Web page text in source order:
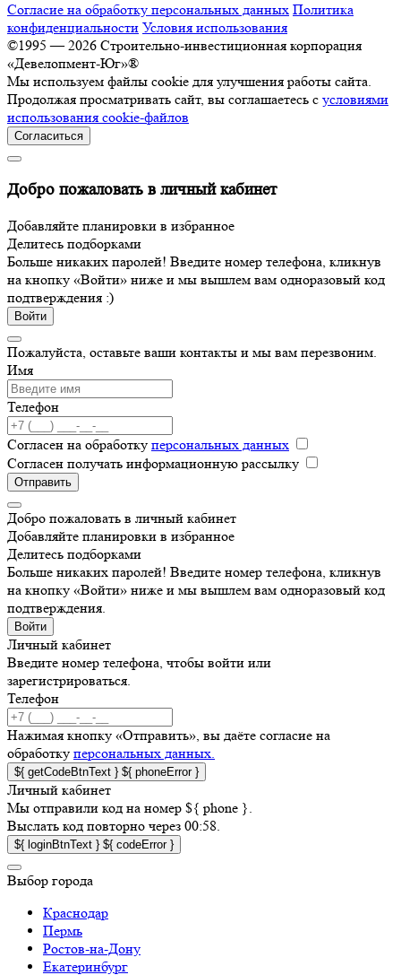
Согласие на обработку персональных данных Политика
конфиденциальности Условия использования
©1995 — 2026 Строительно-инвестиционная корпорация
«Девелопмент-Юг»®
Мы используем файлы cookie для улучшения работы сайта.
Продолжая просматривать сайт, вы соглашаетесь с условиями
использования cookie-файлов
Согласиться
Добро пожаловать в личный кабинет
Добавляйте планировки в избранное
Делитесь подборками
Больше никаких паролей! Введите номер телефона, кликнув
на кнопку «Войти» ниже и мы вышлем вам одноразовый код
подтверждения :)
Войти
Пожалуйста, оставьте ваши контакты и мы вам перезвоним.
Имя
Телефон
Согласен на обработку персональных данных
Согласен получать информационную рассылку
Отправить
Добро пожаловать в личный кабинет
Добавляйте планировки в избранное
Делитесь подборками
Больше никаких паролей! Введите номер телефона, кликнув
на кнопку «Войти» ниже и мы вышлем вам одноразовый код
подтверждения.
Войти
Личный кабинет
Введите номер телефона, чтобы войти или
зарегистрироваться.
Телефон
Нажимая кнопку «Отправить», вы даёте согласие на
обработку персональных данных.
${ getCodeBtnText } ${ phoneError }
Личный кабинет
Мы отправили код на номер ${ phone }.
Выслать код повторно через 00:58.
${ loginBtnText } ${ codeError }
Выбор города
Краснодар
Пермь
Ростов-на-Дону
Екатеринбург